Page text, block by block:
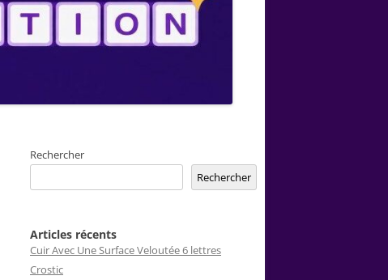
Rechercher
Rechercher
Articles récents
Cuir Avec Une Surface Veloutée 6 lettres
Crostic